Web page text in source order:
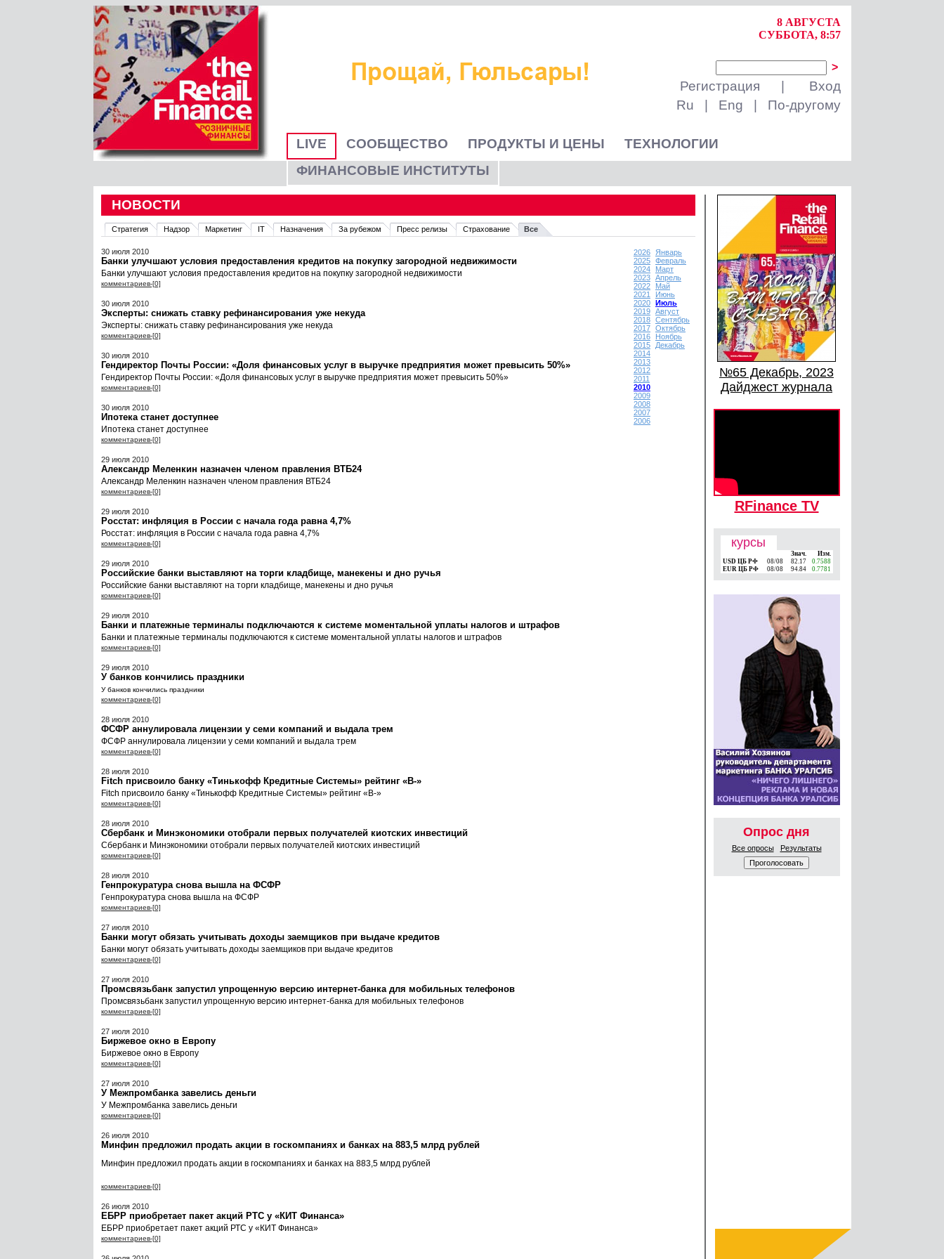
8 АВГУСТА
СУББОТА, 8:57
>
Регистрация
Вход
Ru
Eng По-другому
LIVE СООБЩЕСТВО ПРОДУКТЫ И ЦЕНЫ
ТЕХНОЛОГИИ
ФИНАНСОВЫЕ ИНСТИТУТЫ
НОВОСТИ
Стратегия Надзор Маркетинг IT Назначения За рубежом Пресс релизы Страхование Все
2026
2025
2024
2023
2022
2021
2020
2019
2018
2017
2016
2015
2014
2013
2012
2011
2010
2009
2008
2007
2006
Январь
Февраль
Март
Апрель
Май
Июнь
Июль
Август
Сентябрь
Октябрь
Ноябрь
Декабрь
30 июля 2010
Банки улучшают условия предоставления кредитов на покупку загородной недвижимости
Банки улучшают условия предоставления кредитов на покупку загородной недвижимости
комментариев-[0]
30 июля 2010
Эксперты: снижать ставку рефинансирования уже некуда
Эксперты: снижать ставку рефинансирования уже некуда
комментариев-[0]
30 июля 2010
Гендиректор Почты России: «Доля финансовых услуг в выручке предприятия может превысить 50%»
Гендиректор Почты России: «Доля финансовых услуг в выручке предприятия может превысить 50%»
комментариев-[0]
30 июля 2010
Ипотека станет доступнее
Ипотека станет доступнее
комментариев-[0]
29 июля 2010
Александр Меленкин назначен членом правления ВТБ24
Александр Меленкин назначен членом правления ВТБ24
комментариев-[0]
29 июля 2010
Росстат: инфляция в России с начала года равна 4,7%
Росстат: инфляция в России с начала года равна 4,7%
комментариев-[0]
29 июля 2010
Российские банки выставляют на торги кладбище, манекены и дно ручья
Российские банки выставляют на торги кладбище, манекены и дно ручья
комментариев-[0]
29 июля 2010
Банки и платежные терминалы подключаются к системе моментальной уплаты налогов и штрафов
Банки и платежные терминалы подключаются к системе моментальной уплаты налогов и штрафов
комментариев-[0]
29 июля 2010
У банков кончились праздники
У банков кончились праздники
комментариев-[0]
28 июля 2010
ФСФР аннулировала лицензии у семи компаний и выдала трем
ФСФР аннулировала лицензии у семи компаний и выдала трем
комментариев-[0]
28 июля 2010
Fitch присвоило банку «Тинькофф Кредитные Системы» рейтинг «B-»
Fitch присвоило банку «Тинькофф Кредитные Системы» рейтинг «B-»
комментариев-[0]
28 июля 2010
Сбербанк и Минэкономики отобрали первых получателей киотских инвестиций
Сбербанк и Минэкономики отобрали первых получателей киотских инвестиций
комментариев-[0]
28 июля 2010
Генпрокуратура снова вышла на ФСФР
Генпрокуратура снова вышла на ФСФР
комментариев-[0]
27 июля 2010
Банки могут обязать учитывать доходы заемщиков при выдаче кредитов
Банки могут обязать учитывать доходы заемщиков при выдаче кредитов
комментариев-[0]
27 июля 2010
Промсвязьбанк запустил упрощенную версию интернет-банка для мобильных телефонов
Промсвязьбанк запустил упрощенную версию интернет-банка для мобильных телефонов
комментариев-[0]
27 июля 2010
Биржевое окно в Европу
Биржевое окно в Европу
комментариев-[0]
27 июля 2010
У Межпромбанка завелись деньги
У Межпромбанка завелись деньги
комментариев-[0]
26 июля 2010
Минфин предложил продать акции в госкомпаниях и банках на 883,5 млрд рублей
Минфин предложил продать акции в госкомпаниях и банках на 883,5 млрд рублей
комментариев-[0]
26 июля 2010
ЕБРР приобретает пакет акций РТС у «КИТ Финанса»
ЕБРР приобретает пакет акций РТС у «КИТ Финанса»
комментариев-[0]
№65 Декабрь, 2023
Дайджест журнала
RFinance TV
курсы
Знач.
Изм.
USD ЦБ РФ
08/08 82.17
0.7588
EUR ЦБ РФ
08/08 94.84 0.7781
Опрос дня
Все опросы Результаты